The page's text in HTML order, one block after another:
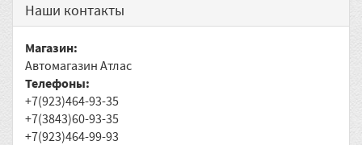
Наши контакты
Магазин:
Автомагазин Атлас
Телефоны:
+7(923)464-93-35
+7(3843)60-93-35
+7(923)464-99-93